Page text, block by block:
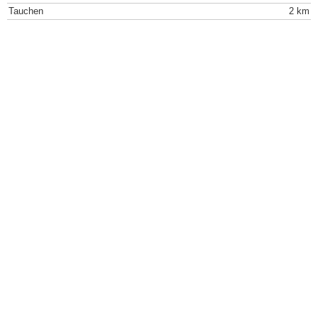
Tauchen
2 km